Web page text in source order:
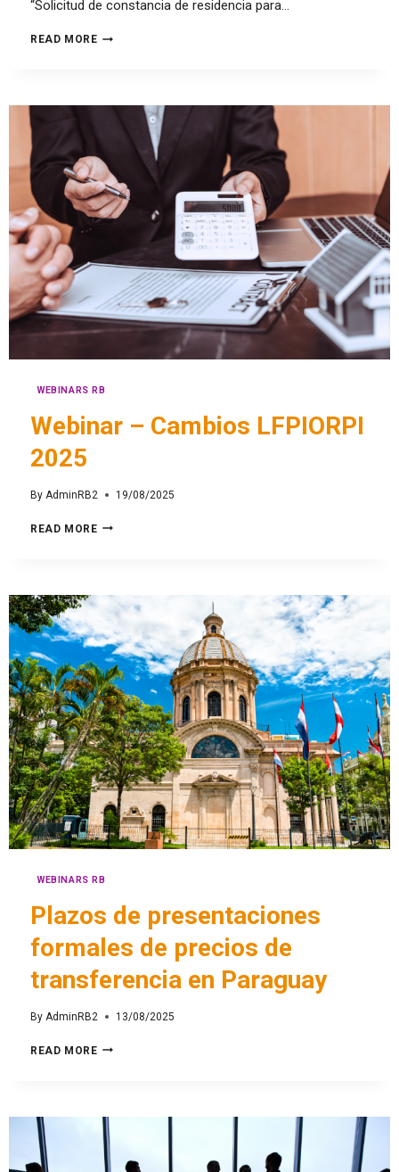
“Solicitud de constancia de residencia para…
READ MORE
WEBINARS RB
Webinar – Cambios LFPIORPI
2025
By AdminRB2 19/08/2025
READ MORE
WEBINARS RB
Plazos de presentaciones
formales de precios de
transferencia en Paraguay
By AdminRB2 13/08/2025
READ MORE